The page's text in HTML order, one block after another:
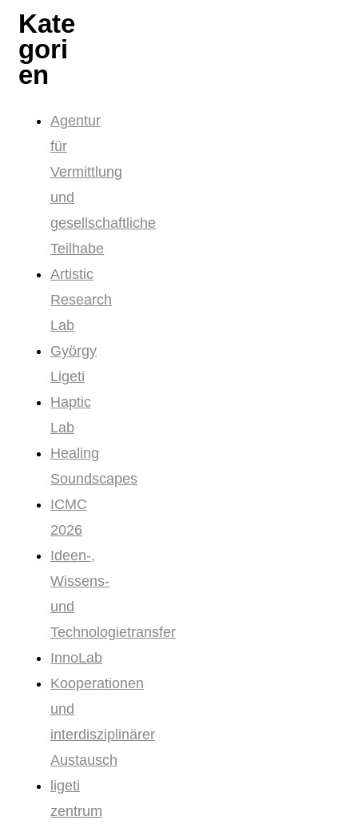
Kate
gori
en
Agentur
für
Vermittlung
und
gesellschaftliche
Teilhabe
Artistic
Research
Lab
György
Ligeti
Haptic
Lab
Healing
Soundscapes
ICMC
2026
Ideen-,
Wissens-
und
Technologietransfer
InnoLab
Kooperationen
und
interdisziplinärer
Austausch
ligeti
zentrum